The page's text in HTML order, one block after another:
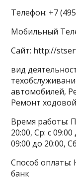
Телефон: +7
Мобильный
Сайт: http://
вид
автомобилей,
Ремонт
Время работы:
20:00, Ср: с
09:00 до 20:00,
Способ оплаты:
банк